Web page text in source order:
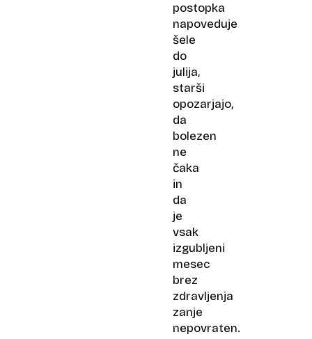
postopka
napoveduje
šele
do
julija,
starši
opozarjajo,
da
bolezen
ne
čaka
in
da
je
vsak
izgubljeni
mesec
brez
zdravljenja
zanje
nepovraten.